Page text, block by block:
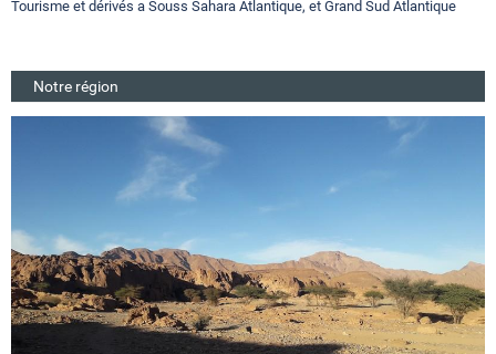
Tourisme et dérivés a Souss Sahara Atlantique, et Grand Sud Atlantique
Notre région